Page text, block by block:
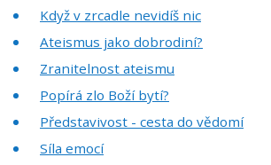
Když v zrcadle nevidíš nic
Ateismus jako dobrodiní?
Zranitelnost ateismu
Popírá zlo Boží bytí?
Představivost - cesta do vědomí
Síla emocí